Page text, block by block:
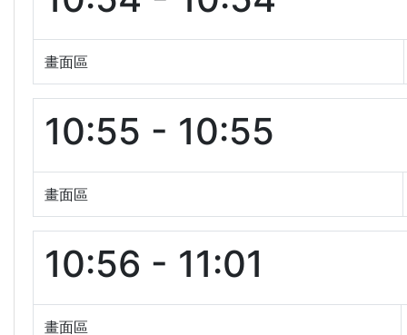
畫面區
10:55 - 10:55
畫面區
10:56 - 11:01
畫面區